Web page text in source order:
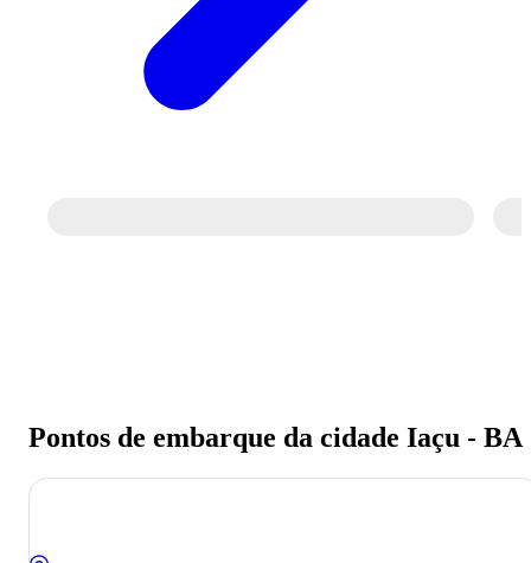
Passagem de ônibus para Iaçu - BA
Pontos de embarque da cidade Iaçu - BA